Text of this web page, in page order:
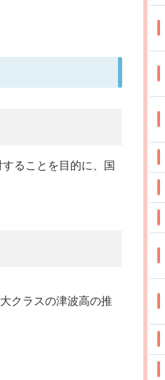
ることを目的に、国
クラスの津波高の推